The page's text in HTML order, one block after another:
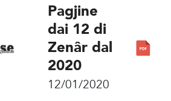
Pagjine
dai 12 di
Zenâr dal
2020
12/01/2020